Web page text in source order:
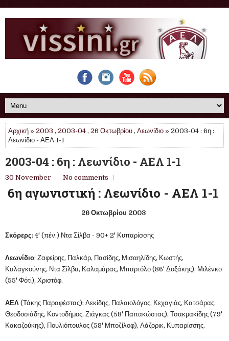
Αρχική » 2003 , 2003-04 , 26 Οκτωβρίου , Λεωνίδιο » 2003-04 : 6η :
Λεωνίδιο - ΑΕΛ 1-1
2003-04 : 6η : Λεωνίδιο - ΑΕΛ 1-1
30 November No comments
6η αγωνιστική : Λεωνίδιο - ΑΕΛ 1-1
26 Οκτωβρίου 2003
Σκόρερς: 4' (πέν.) Ντα Σίλβα - 90+ 2' Κυπαρίσσης
Λεωνίδιο: Ζαφείρης, Παλκάρ, Πασίδης, Μισαηλίδης, Κωστής,
Καλαγκούνης, Ντα Σίλβα, Καλαμάρας, Μπαρτόλο (86' Δοξάκης), Μιλένκο
(55' Φότι), Χριστόφ.
ΑΕΛ (Τάκης Παραφέστας): Λεκίδης, Παλαιολόγος, Κεχαγιάς, Κατσάρας,
Θεοδοσιάδης, Κοντοδήμος, Ζιάγκας (58' Παπακώστας), Τσακμακίδης (79'
Κακαζούκης), Πουλιόπουλος (58' Μποζίλοφ), Λάζορικ, Κυπαρίσσης.